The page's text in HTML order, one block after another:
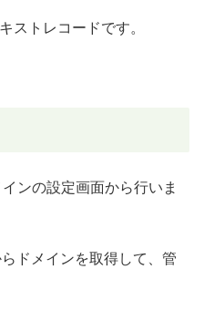
ストレコードです。
ンの設定画面から行いま
ドメインを取得して、管